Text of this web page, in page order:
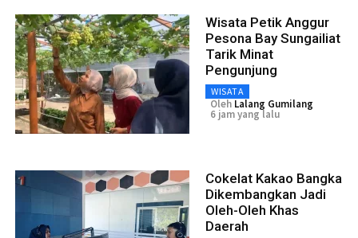
Wisata Petik Anggur
Pesona Bay Sungailiat
Tarik Minat
Pengunjung
WISATA
Oleh Lalang Gumilang
6 jam yang lalu
Cokelat Kakao Bangka
Dikembangkan Jadi
Oleh-Oleh Khas
Daerah